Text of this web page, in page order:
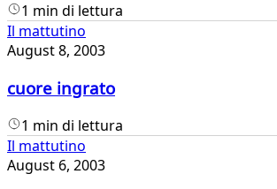
1 min di lettura
Il mattutino
August 8, 2003
cuore ingrato
1 min di lettura
Il mattutino
August 6, 2003